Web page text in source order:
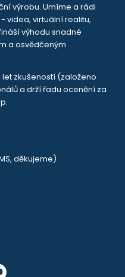
výrobu. Umíme a rádi
videa, virtuální realitu,
výhodu snadné
a osvědčeným
let zkušeností (založeno
a drží řadu ocenění za
děkujeme)